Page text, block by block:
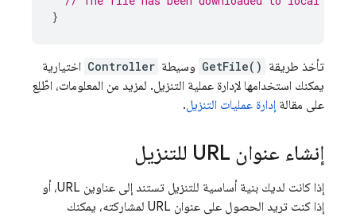
}
تأخذ طريقة GetFile() وسيطة Controller اختيارية
يمكنك استخدامها لإدارة عملية التنزيل. لمزيد من المعلومات، اطّلِع
على مقالة إدارة عمليات التنزيل.
إنشاء عنوان URL للتنزيل
إذا كانت لديك بنية أساسية للتنزيل تستند إلى عناوين URL، أو
إذا كنت تريد الحصول على عنوان URL لمشاركته، يمكنك